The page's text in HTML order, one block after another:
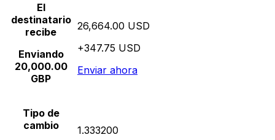
El
destinatario
recibe
Enviando
20,000.00
GBP
26,664.00 USD
+347.75 USD
Enviar ahora
Tipo de
cambio
1.333200